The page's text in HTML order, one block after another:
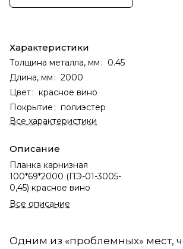
Характеристики
Толщина металла, мм : 0.45
Длина, мм : 2000
Цвет: красное вино
Покрытие : полиэстер
Все характеристики
Описание
Планка карнизная
100*69*2000 (ПЭ-01-3005-
0,45) красное вино
Все описание
Одним из «проблемных» мест,